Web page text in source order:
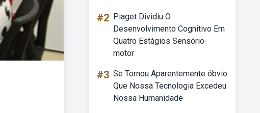
#2 Piaget Dividiu O
Desenvolvimento Cognitivo Em
Quatro Estágios Sensório-
motor
#3 Se Tornou Aparentemente óbvio
Que Nossa Tecnologia Excedeu
Nossa Humanidade